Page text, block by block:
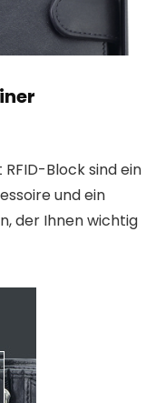
Block sind ein
und ein
der Ihnen wichtig